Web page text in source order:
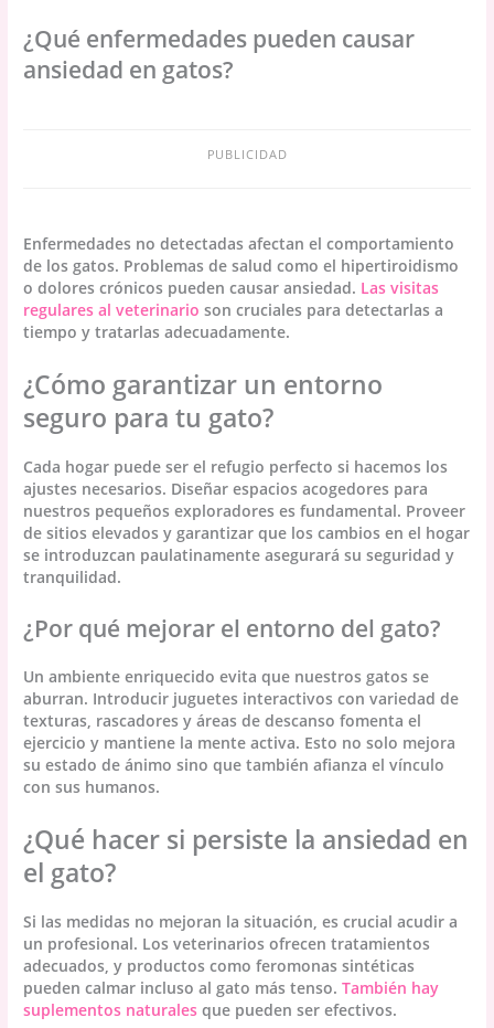
¿Qué enfermedades pueden causar
ansiedad en gatos?
PUBLICIDAD
Enfermedades no detectadas afectan el comportamiento
de los gatos. Problemas de salud como el hipertiroidismo
o dolores crónicos pueden causar ansiedad. Las visitas
regulares al veterinario son cruciales para detectarlas a
tiempo y tratarlas adecuadamente.
¿Cómo garantizar un entorno
seguro para tu gato?
Cada hogar puede ser el refugio perfecto si hacemos los
ajustes necesarios. Diseñar espacios acogedores para
nuestros pequeños exploradores es fundamental. Proveer
de sitios elevados y garantizar que los cambios en el hogar
se introduzcan paulatinamente asegurará su seguridad y
tranquilidad.
¿Por qué mejorar el entorno del gato?
Un ambiente enriquecido evita que nuestros gatos se
aburran. Introducir juguetes interactivos con variedad de
texturas, rascadores y áreas de descanso fomenta el
ejercicio y mantiene la mente activa. Esto no solo mejora
su estado de ánimo sino que también afianza el vínculo
con sus humanos.
¿Qué hacer si persiste la ansiedad en
el gato?
Si las medidas no mejoran la situación, es crucial acudir a
un profesional. Los veterinarios ofrecen tratamientos
adecuados, y productos como feromonas sintéticas
pueden calmar incluso al gato más tenso.También hay
suplementos naturales que pueden ser efectivos.